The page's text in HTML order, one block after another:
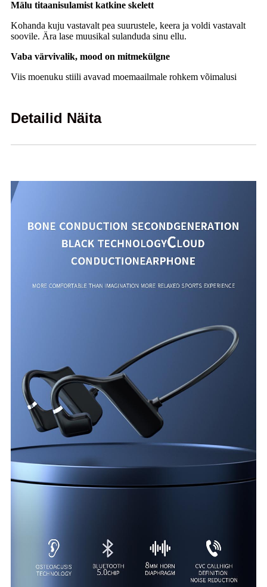
Mälu titaanisulamist katkine skelett
Kohanda kuju vastavalt pea suurustele, keera ja voldi vastavalt
soovile. Ära lase muusikal sulanduda sinu ellu.
Vaba värvivalik, mood on mitmekülgne
Viis moenuku stiili avavad moemaailmale rohkem võimalusi
Detailid Näita